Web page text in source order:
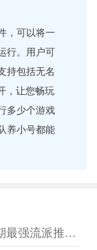
，可以将一
行。用户可
持包括无名
，让您畅玩
多少个游戏
养小号都能
无名江湖什么流派最强？无名江湖后期最强流派推荐分享